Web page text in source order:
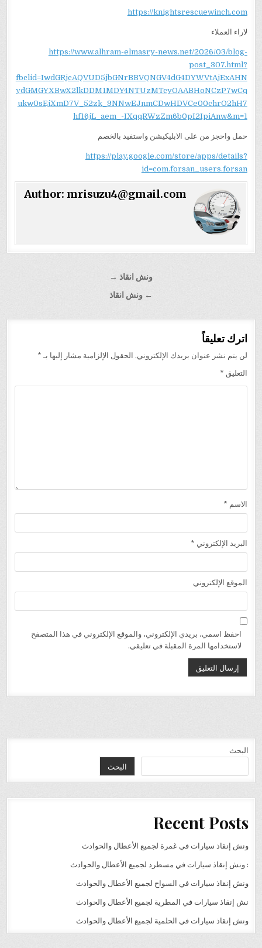
https://knightsrescuewinch.com
لاراء العملاء
https://www.alhram-elmasry-news.net/2026/03/blog-
post_307.html?
fbclid=IwdGRjcAQVUD5jbGNrBBVQNGV4dG4DYWVtAjExAHN
ydGMGYXBwX2lkDDM1MDY4NTUzMTcyOAABHoNCzP7wCq
ukw0sEjXmD7V_52zk_9NNwEJnmCDwHDVCe00chrO2hH7
hf16jL_aem_-IXqqRWzZm6b0pI2IpiAnw&m=1
حمل واحجز من على الابليكيشن واستفيد بالخصم
https://play.google.com/store/apps/details?
id=com.forsan_users.forsan
Author: mrisuzu4@gmail.com
ونش انقاذ →
← ونش انقاذ
اترك تعليقاً
لن يتم نشر عنوان بريدك الإلكتروني. الحقول الإلزامية مشار إليها بـ *
التعليق *
الاسم *
البريد الإلكتروني *
الموقع الإلكتروني
احفظ اسمي، بريدي الإلكتروني، والموقع الإلكتروني في هذا المتصفح
لاستخدامها المرة المقبلة في تعليقي.
البحث
البحث
Recent Posts
ونش إنقاذ سيارات في غمرة لجميع الأعطال والحوادث
: ونش إنقاذ سيارات في مسطرد لجميع الأعطال والحوادث
ونش إنقاذ سيارات في السواح لجميع الأعطال والحوادث
نش إنقاذ سيارات في المطرية لجميع الأعطال والحوادث
ونش إنقاذ سيارات في الحلمية لجميع الأعطال والحوادث